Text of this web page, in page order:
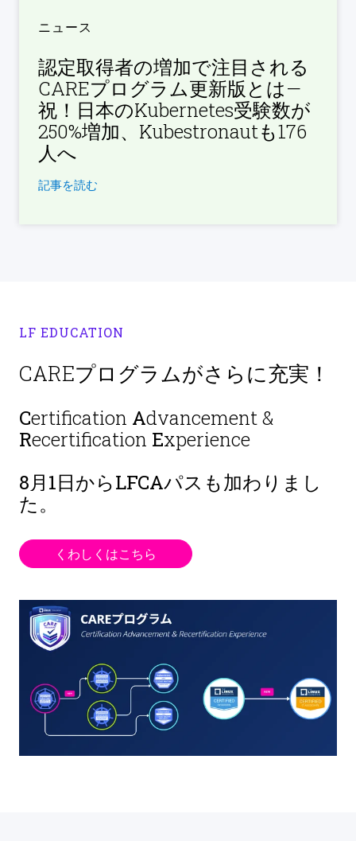
ニュース
認定取得者の増加で注目される
CAREプログラム更新版とは—
祝！日本のKubernetes受験数が
250%増加、Kubestronautも176
人へ
記事を読む
LF EDUCATION
CAREプログラムがさらに充実！
Certification Advancement &
Recertification Experience
8月1日からLFCAパスも加わりまし
た。
くわしくはこちら